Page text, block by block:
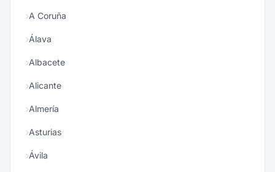
A Coruña
Álava
Albacete
Alicante
Almería
Asturias
Ávila